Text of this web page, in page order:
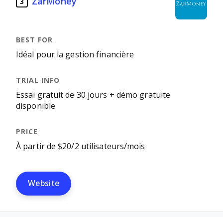
Idéal pour la gestion financière
Essai gratuit de 30 jours + démo gratuite
disponible
À partir de $20/2 utilisateurs/mois
Website